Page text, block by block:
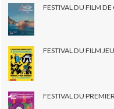
FESTIVAL DU FILM
FESTIVAL DU FILM
FESTIVAL DU